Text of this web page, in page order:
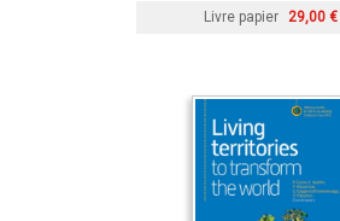
Livre papier 29,00 €